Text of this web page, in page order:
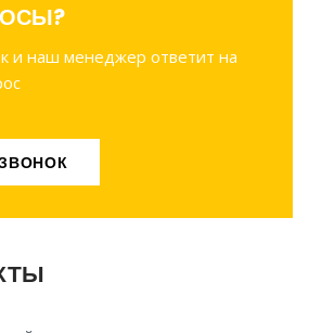
и наш менеджер ответит на